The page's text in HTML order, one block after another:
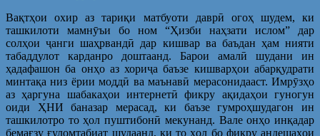
Вақтҳои охир аз тариқи матбуоти даврӣ огоҳ шудем, ки
ташкилоти мамнӯъи бо ном “Ҳизби наҳзати ислом” дар
солҳои ҷанги шаҳрвандӣ дар кишвар ва баъдан ҳам нияти
табаддулот карданро доштаанд. Барои амалӣ шудани ин
ҳадафашон ба онҳо аз хориҷа баъзе кишварҳои абарқудрати
минтақа низ ёрии моддӣ ва маънавӣ мерасонидааст. Имрӯзҳо
аз ҳаргуна шабакаҳои интернетӣ фикру ақидаҳои гуногун
оиди ҲНИ баназар мерасад, ки баъзе гумроҳшудагон ин
ташкилотро то ҳол пуштибонӣ мекунанд. Вале онҳо инқадар
бемағзу ғуломтабиат шудаанд, ки то ҳол бо фикру андешаҳои